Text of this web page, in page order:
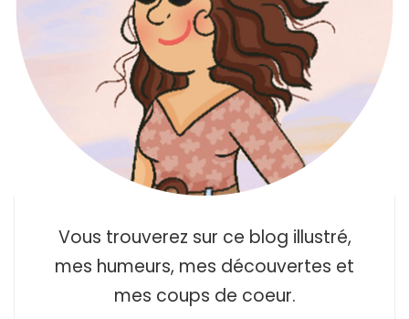
Vous trouverez sur ce blog illustré,
mes humeurs, mes découvertes et
mes coups de coeur.